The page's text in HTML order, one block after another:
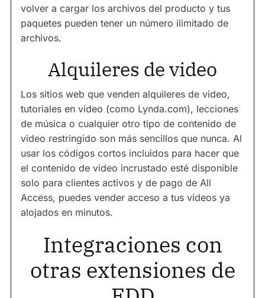
volver a cargar los archivos del producto y tus
paquetes pueden tener un número ilimitado de
archivos.
Alquileres de video
Los sitios web que venden alquileres de video,
tutoriales en video (como Lynda.com), lecciones
de música o cualquier otro tipo de contenido de
video restringido son más sencillos que nunca. Al
usar los códigos cortos incluidos para hacer que
el contenido de video incrustado esté disponible
solo para clientes activos y de pago de All
Access, puedes vender acceso a tus videos ya
alojados en minutos.
Integraciones con
otras extensiones de